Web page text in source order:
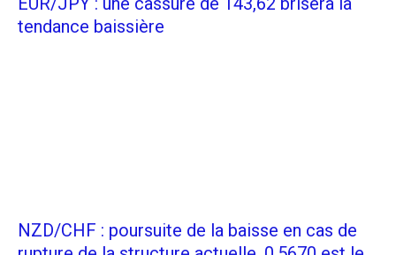
tendance baissière
NZD/CHF : poursuite de la baisse en cas de